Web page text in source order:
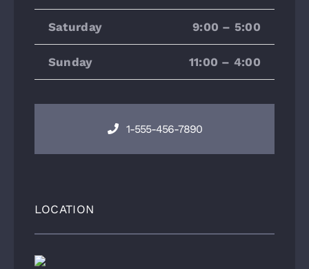
Saturday 9:00 – 5:00
Sunday 11:00 – 4:00
1-555-456-7890
LOCATION